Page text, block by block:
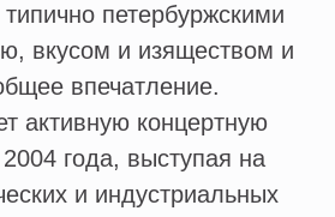
петербуржскими
вкусом и изяществом и
впечатление.
активную концертную
года, выступая на
и индустриальных